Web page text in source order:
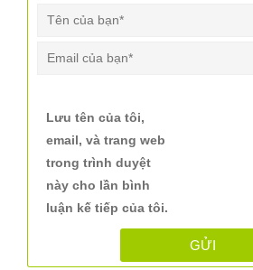
Lưu tên của tôi,
email, và trang web
trong trình duyệt
này cho lần bình
luận kế tiếp của tôi.